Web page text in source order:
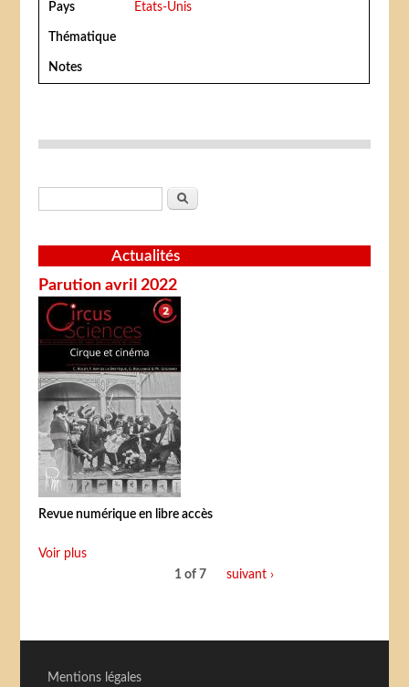
Pays Etats-Unis
Thématique
Notes
Formulaire de recherche
Rechercher
Actualités
Parution avril 2022
Revue numérique en libre accès
Voir plus
1 of 7
suivant ›
Mentions légales